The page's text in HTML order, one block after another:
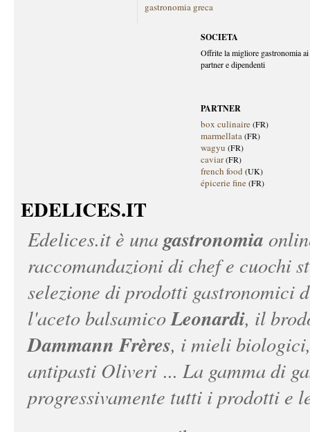
gastronomia greca
SOCIETA
Offrite la migliore gastronomia
partner e dipendenti
PARTNER
box culinaire(FR)
marmellata(FR)
wagyu (FR)
caviar(FR)
french food (UK)
épicerie fine(FR)
EDELICES.IT
Edelices.itè una gastronomia
raccomandazioni di chef e cuochi
selezione di prodotti gastronomici
l'aceto balsamicoLeonardi, il
Dammann Frères, i mieli
antipasti Oliveri ... La gamma di
progressivamente tutti i prodotti e